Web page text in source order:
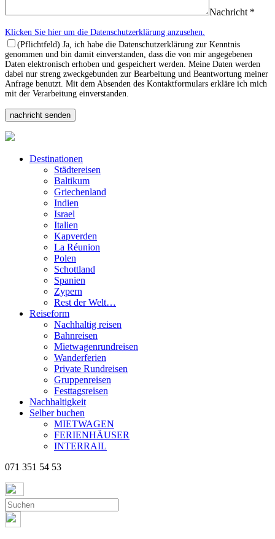
Nachricht *
Klicken Sie hier um die Datenschutzerklärung anzusehen.
(Pflichtfeld) Ja, ich habe die Datenschutzerklärung zur Kenntnis
genommen und bin damit einverstanden, dass die von mir angegebenen
Daten elektronisch erhoben und gespeichert werden. Meine Daten werden
dabei nur streng zweckgebunden zur Bearbeitung und Beantwortung meiner
Anfrage benutzt. Mit dem Absenden des Kontaktformulars erkläre ich mich
mit der Verarbeitung einverstanden.
Destinationen
Städtereisen
Baltikum
Griechenland
Indien
Israel
Italien
Kapverden
La Réunion
Polen
Schottland
Spanien
Zypern
Rest der Welt…
Reiseform
Nachhaltig reisen
Bahnreisen
Mietwagenrundreisen
Wanderferien
Private Rundreisen
Gruppenreisen
Festtagsreisen
Nachhaltigkeit
Selber buchen
MIETWAGEN
FERIENHÄUSER
INTERRAIL
071 351 54 53